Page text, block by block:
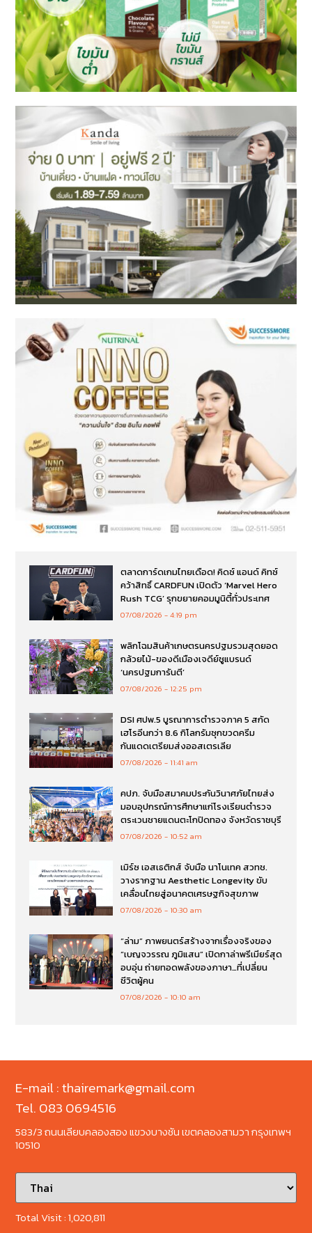
ตลาดการ์ดเกมไทยเดือด! คิดซ์ แอนด์ คิทซ์
คว้าสิทธิ์ CARDFUN เปิดตัว ‘Marvel Hero
Rush TCG’ รุกขยายคอมมูนิตี้ทั่วประเทศ
07/08/2026 4:19 pm
พลิกโฉมสินค้าเกษตรนครปฐมรวมสุดยอด
กล้วยไม้-ของดีเมืองเจดีย์ชูแบรนด์
‘นครปฐมการันตี’
07/08/2026 12:25 pm
DSI ศปพ.5 บูรณาการตำรวจภาค 5 สกัด
เฮโรอีนกว่า 8.6 กิโลกรัมซุกขวดครีม
กันแดดเตรียมส่งออสเตรเลีย
07/08/2026 11:41 am
คปภ. จับมือสมาคมประกันวินาศภัยไทยส่ง
มอบอุปกรณ์การศึกษาแก่โรงเรียนตำรวจ
ตระเวนชายแดนตะโกปิดทอง จังหวัดราชบุรี
07/08/2026 10:52 am
เมิร์ซ เอสเธติกส์ จับมือ นาโนเทค สวทช.
วางรากฐาน Aesthetic Longevity ขับ
เคลื่อนไทยสู่อนาคตเศรษฐกิจสุขภาพ
07/08/2026 10:30 am
“ล่าม” ภาพยนตร์สร้างจากเรื่องจริงของ
“เบญจวรรณ ภูมิแสน” เปิดกาล่าพรีเมียร์สุด
อบอุ่น ถ่ายทอดพลังของภาษา…ที่เปลี่ยน
ชีวิตผู้คน
07/08/2026 10:10 am
E-mail : thairemark@gmail.com
Tel. 083 0694516
583/3 ถนนเลียบคลองสอง แขวงบางชัน เขตคลองสามวา กรุงเทพฯ
10510
Total Visit :1,020,811